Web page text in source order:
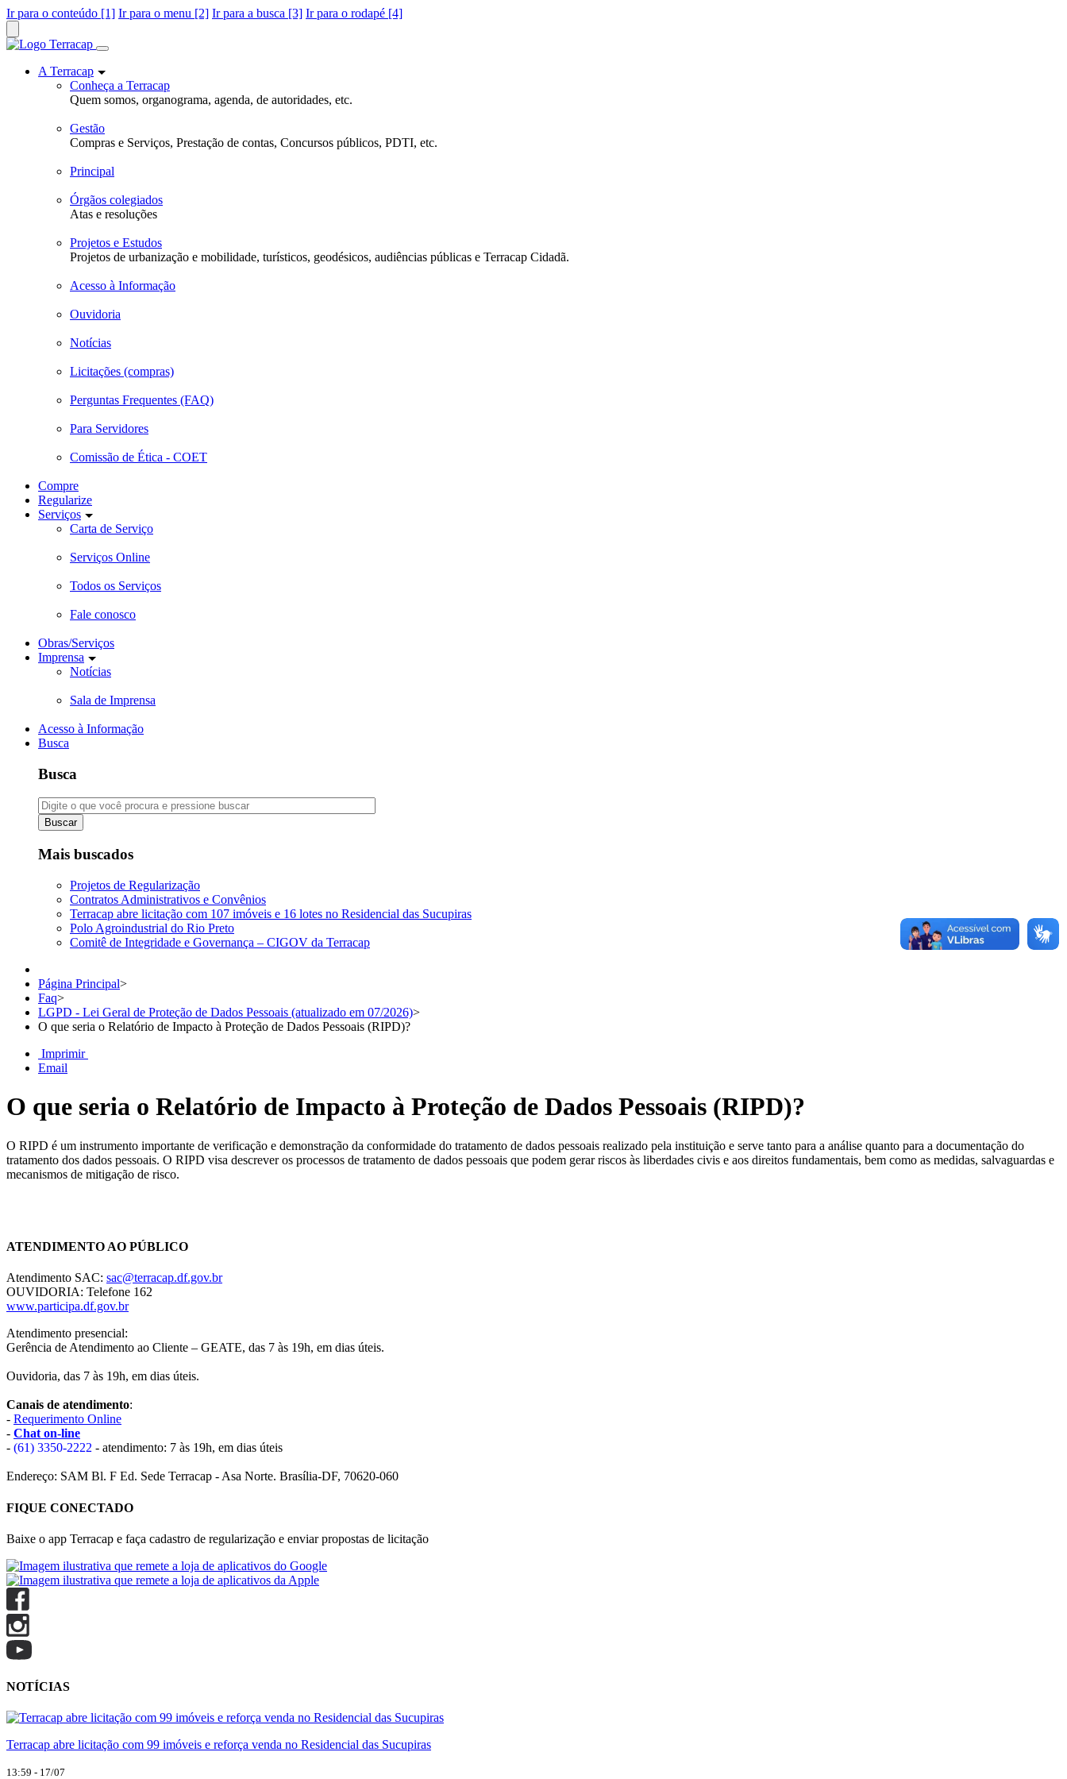
Ir para o conteúdo [1] Ir para o menu [2] Ir para a busca [3] Ir para o rodapé [4]
A Terracap
Conheça a Terracap
Quem somos, organograma, agenda, de autoridades, etc.
Gestão
Compras e Serviços, Prestação de contas, Concursos públicos, PDTI, etc.
Principal
Órgãos colegiados
Atas e resoluções
Projetos e Estudos
Projetos de urbanização e mobilidade, turísticos, geodésicos, audiências públicas e Terracap Cidadã.
Acesso à Informação
Ouvidoria
Notícias
Licitações (compras)
Perguntas Frequentes (FAQ)
Para Servidores
Comissão de Ética - COET
Compre
Regularize
Serviços
Carta de Serviço
Serviços Online
Todos os Serviços
Fale conosco
Obras/Serviços
Imprensa
Notícias
Sala de Imprensa
Acesso à Informação
Busca
Busca
Buscar
Mais buscados
Projetos de Regularização
Contratos Administrativos e Convênios
Terracap abre licitação com 107 imóveis e 16 lotes no Residencial das Sucupiras
Polo Agroindustrial do Rio Preto
Comitê de Integridade e Governança – CIGOV da Terracap
Página Principal>
Faq>
LGPD - Lei Geral de Proteção de Dados Pessoais (atualizado em 07/2026)>
O que seria o Relatório de Impacto à Proteção de Dados Pessoais (RIPD)?
Imprimir
Email
O que seria o Relatório de Impacto à Proteção de Dados Pessoais (RIPD)?
O RIPD é um instrumento importante de verificação e demonstração da conformidade do tratamento de dados pessoais realizado pela instituição e serve tanto para a análise quanto para a documentação do
tratamento dos dados pessoais. O RIPD visa descrever os processos de tratamento de dados pessoais que podem gerar riscos às liberdades civis e aos direitos fundamentais, bem como as medidas, salvaguardas e
mecanismos de mitigação de risco.
ATENDIMENTO AO PÚBLICO
Atendimento SAC: sac@terracap.df.gov.br
OUVIDORIA: Telefone 162
www.participa.df.gov.br
Atendimento presencial:
Gerência de Atendimento ao Cliente – GEATE, das 7 às 19h, em dias úteis.
Ouvidoria, das 7 às 19h, em dias úteis.
Canais de atendimento:
- Requerimento Online
- Chat on-line
- (61) 3350-2222 - atendimento: 7 às 19h, em dias úteis
Endereço: SAM Bl. F Ed. Sede Terracap - Asa Norte. Brasília-DF, 70620-060
FIQUE CONECTADO
Baixe o app Terracap e faça cadastro de regularização e enviar propostas de licitação
NOTÍCIAS
Terracap abre licitação com 99 imóveis e reforça venda no Residencial das Sucupiras
13:59 - 17/07